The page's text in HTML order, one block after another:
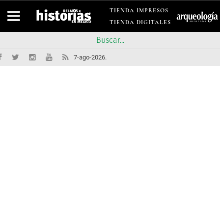
TIENDA IMPRESOS
TIENDA DIGITALES
7-ago-2026.